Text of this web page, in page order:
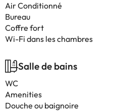
Air Conditionné
Bureau
Coffre fort
Wi-Fi dans les chambres
Salle de bains
WC
Amenities
Douche ou baignoire